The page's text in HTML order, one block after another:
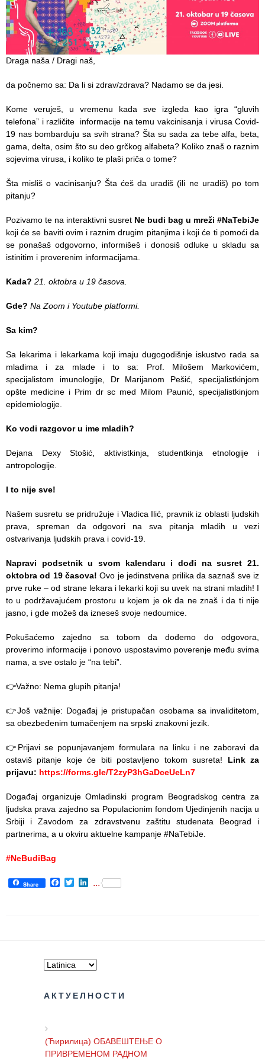
Draga naša / Dragi naš,
da počnemo sa: Da li si zdrav/zdrava? Nadamo se da jesi.
Kome veruješ, u vremenu kada sve izgleda kao igra “gluvih
telefona” i različite informacije na temu vakcinisanja i virusa Covid-
19 nas bombarduju sa svih strana? Šta su sada za tebe alfa, beta,
gama, delta, osim što su deo grčkog alfabeta? Koliko znaš o raznim
sojevima virusa, i koliko te plaši priča o tome?
Šta misliš o vacinisanju? Šta ćeš da uradiš (ili ne uradiš) po tom
pitanju?
Pozivamo te na interaktivni susret Ne budi bag u mreži #NaTebiJe
koji će se baviti ovim i raznim drugim pitanjima i koji će ti pomoći da
se ponašaš odgovorno, informišeš i donosiš odluke u skladu sa
istinitim i proverenim informacijama.
Kada? 21. oktobra u 19 časova.
Gde? Na Zoom i Youtube platformi.
Sa kim?
Sa lekarima i lekarkama koji imaju dugogodišnje iskustvo rada sa
mladima i za mlade i to sa: Prof. Milošem Markovićem,
specijalistom imunologije, Dr Marijanom Pešić, specijalistkinjom
opšte medicine i Prim dr sc med Milom Paunić, specijalistkinjom
epidemiologije.
Ko vodi razgovor u ime mladih?
Dejana Dexy Stošić, aktivistkinja, studentkinja etnologije i
antropologije.
I to nije sve!
Našem susretu se pridružuje i Vladica Ilić, pravnik iz oblasti ljudskih
prava, spreman da odgovori na sva pitanja mladih u vezi
ostvarivanja ljudskih prava i covid-19.
Napravi podsetnik u svom kalendaru i dođi na susret 21.
oktobra od 19 časova! Ovo je jedinstvena prilika da saznaš sve iz
prve ruke – od strane lekara i lekarki koji su uvek na strani mladih! I
to u podržavajućem prostoru u kojem je ok da ne znaš i da ti nije
jasno, i gde možeš da izneseš svoje nedoumice.
Pokušaćemo zajedno sa tobom da dođemo do odgovora,
proverimo informacije i ponovo uspostavimo poverenje među svima
nama, a sve ostalo je “na tebi”.
👉Važno: Nema glupih pitanja!
👉Još važnije: Događaj je pristupačan osobama sa invaliditetom,
sa obezbeđenim tumačenjem na srpski znakovni jezik.
👉Prijavi se popunjavanjem formulara na linku i ne zaboravi da
ostaviš pitanje koje će biti postavljeno tokom susreta! Link za
prijavu: https://forms.gle/T2zyP3hGaDceUeLn7
Događaj organizuje Omladinski program Beogradskog centra za
ljudska prava zajedno sa Populacionim fondom Ujedinjenih nacija u
Srbiji i Zavodom za zdravstvenu zaštitu studenata Beograd i
partnerima, a u okviru aktuelne kampanje #NaTebiJe
#NeBudiBag
Share Facebook
TwitterLinkedIn
...
АКТУЕЛНОСТИ
(Ћирилица) ОБАВЕШТЕЊЕ О
ПРИВРЕМЕНОМ РАДНОМ
Služba
stomatološke
zdravstvene
zaštite
specijalističko
delatnost
Služba za
unapređenje
i očuvanje
dijagnostiku
Stacionar
socijalne
informatikom
Služba za
ekonomsko-
finansijske,
tehničke i
druge slične
poslove
Informator
Finansije
/ javne
zdravstvene
zaštite
ЗАПОСЛЕНЕ
RASPORED
RADA
ZAKAZIVANJE
PREGLEDA
Menu
Item
USLUGE
PITANJA I
Prava i
pacijenata
Za osobe sa
Izaberite